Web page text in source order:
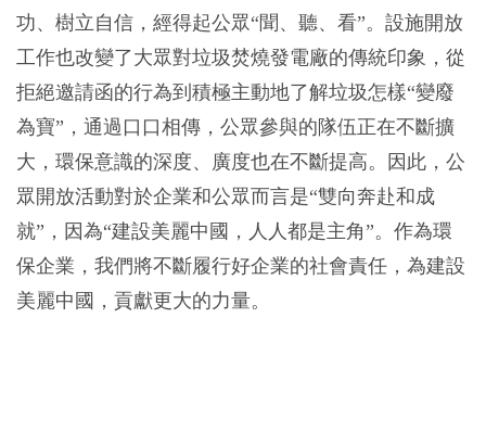
功、樹立自信，經得起公眾“聞、聽、看”。設施開放
工作也改變了大眾對垃圾焚燒發電廠的傳統印象，從
拒絕邀請函的行為到積極主動地了解垃圾怎樣“變廢
為寶”，通過口口相傳，公眾參與的隊伍正在不斷擴
大，環保意識的深度、廣度也在不斷提高。因此，公
眾開放活動對於企業和公眾而言是“雙向奔赴和成
就”，因為“建設美麗中國，人人都是主角”。作為環
保企業，我們將不斷履行好企業的社會責任，為建設
美麗中國，貢獻更大的力量。